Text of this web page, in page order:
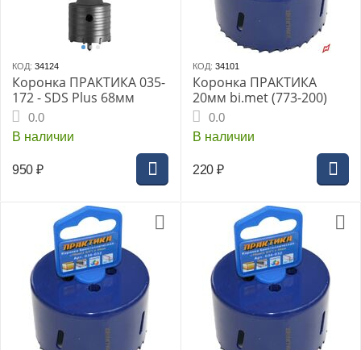
КОД: 34124
Коронка ПРАКТИКА 035-
172 - SDS Plus 68мм
0.0
В наличии
950 ₽
КОД: 34101
Коронка ПРАКТИКА
20мм bi.met (773-200)
0.0
В наличии
220 ₽